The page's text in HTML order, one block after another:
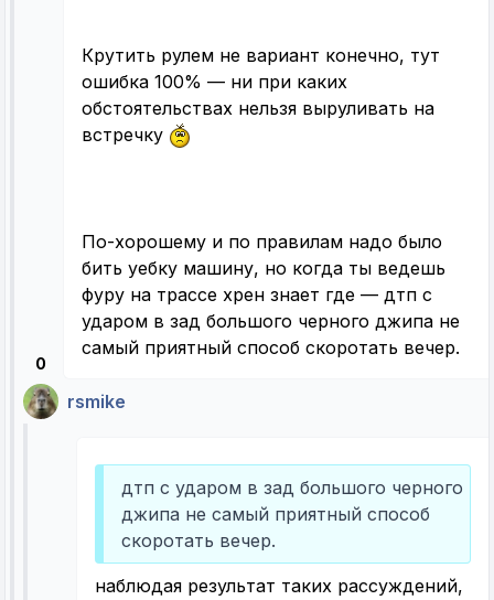
0
Крутить рулем не вариант конечно, тут
ошибка 100% — ни при каких
обстоятельствах нельзя выруливать на
встречку
По-хорошему и по правилам надо было
бить уебку машину, но когда ты ведешь
фуру на трассе хрен знает где — дтп с
ударом в зад большого черного джипа не
самый приятный способ скоротать вечер.
rsmike
дтп с ударом в зад большого черного
джипа не самый приятный способ
скоротать вечер.
наблюдая результат таких рассуждений,